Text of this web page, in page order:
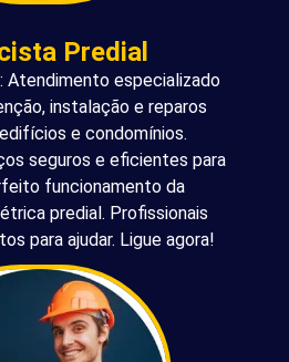
Predial
Atendimento especializado
instalação e reparos
e condomínios.
seguros e eficientes para
funcionamento da
predial. Profissionais
para ajudar. Ligue agora!